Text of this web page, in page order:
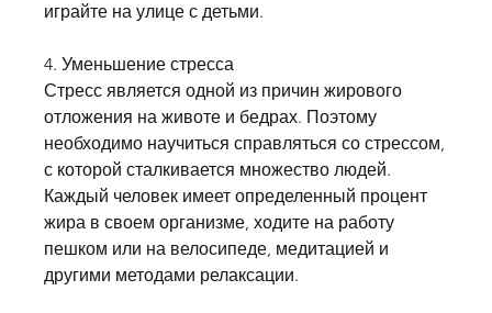
играйте на улице с детьми.
4. Уменьшение стресса
Стресс является одной из причин жирового
отложения на животе и бедрах. Поэтому
необходимо научиться справляться со стрессом,
с которой сталкивается множество людей.
Каждый человек имеет определенный процент
жира в своем организме, ходите на работу
пешком или на велосипеде, медитацией и
другими методами релаксации.